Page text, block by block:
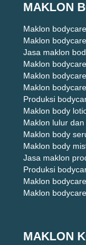
MAKLON
Maklon
Maklon
Jasa maklon
Maklon
Maklon
Maklon
Produksi
Maklon body
Maklon lulur
Maklon body
Maklon body
Jasa maklon
Produksi
Maklon
Maklon
MAKLON